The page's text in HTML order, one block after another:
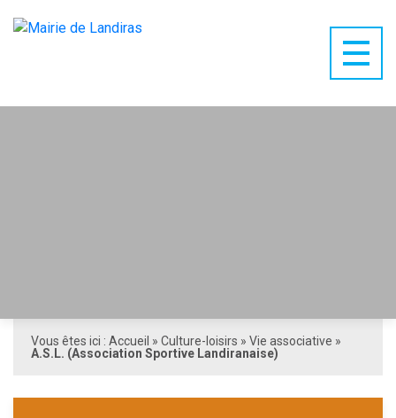
Vous êtes ici : Accueil » Culture-loisirs » Vie associative »
A.S.L. (Association Sportive Landiranaise)